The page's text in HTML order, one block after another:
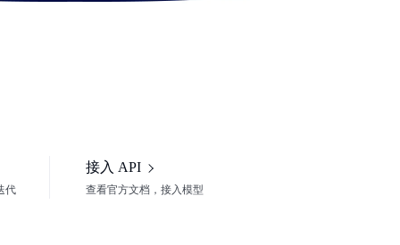
代
接入 API
查看官方文档，接入模型